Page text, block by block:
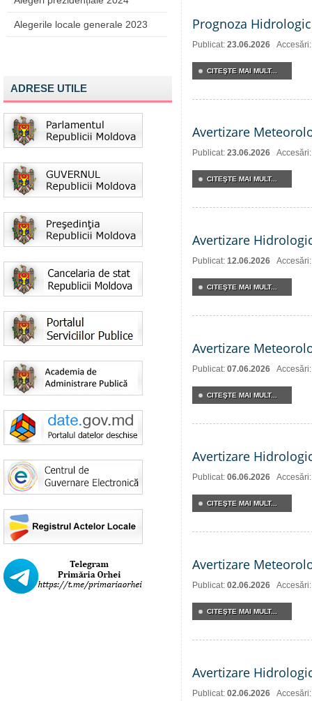
Alegerile locale generale 2023
ADRESE UTILE
Prognoza
Publicat: 23.06.2026
CITEŞTE MAI MULT...
Avertizare
Publicat: 23.06.2026
CITEŞTE MAI MULT...
Avertizare
Publicat: 12.06.2026
CITEŞTE MAI MULT...
Avertizare
Publicat: 07.06.2026
CITEŞTE MAI MULT...
Avertizare
Publicat: 06.06.2026
CITEŞTE MAI MULT...
Avertizare
Publicat: 02.06.2026
CITEŞTE MAI MULT...
Avertizare
Publicat: 02.06.2026